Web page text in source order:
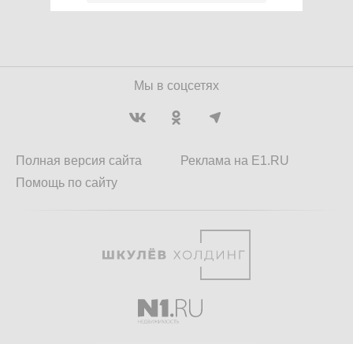
Мы в соцсетях
Полная версия сайта
Помощь по сайту
Реклама на E1.RU